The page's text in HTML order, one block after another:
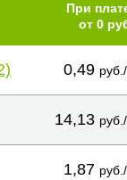
При
от 0
0,49
14,13
1,87